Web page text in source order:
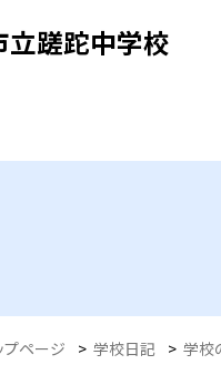
立蹉跎中学校
プページ > 学校日記 > 学校